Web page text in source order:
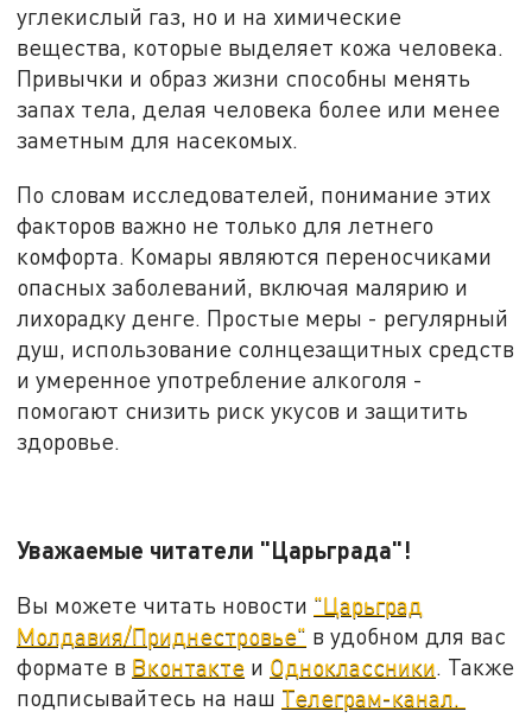
углекислый газ, но и на химические
вещества, которые выделяет кожа человека.
Привычки и образ жизни способны менять
запах тела, делая человека более или менее
заметным для насекомых.
По словам исследователей, понимание этих
факторов важно не только для летнего
комфорта. Комары являются переносчиками
опасных заболеваний, включая малярию и
лихорадку денге. Простые меры - регулярный
душ, использование солнцезащитных средств
и умеренное употребление алкоголя -
помогают снизить риск укусов и защитить
здоровье.
Уважаемые читатели "Царьграда"!
Вы можете читать новости "Царьград
Молдавия/Приднестровье" в удобном для вас
формате в Вконтакте и Одноклассники . Также
подписывайтесь на наш Телеграм-канал.